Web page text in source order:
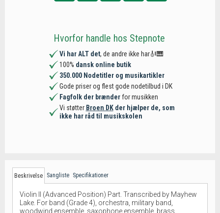
Hvorfor handle hos Stepnote
Vi har ALT det, de andre ikke har🎻🎹
100% dansk online butik
350.000 Nodetitler og musikartikler
Gode priser og flest gode nodetilbud i DK
Fagfolk der brænderfor musikken
Vi støtter Broen DKder hjælper de, som
ikke har råd til musikskolen
Beskrivelse Sangliste Specifikationer
Violin II (Advanced Position) Part. Transcribed by Mayhew
Lake. For band (Grade 4), orchestra, military band,
woodwind ensemble, saxophone ensemble, brass